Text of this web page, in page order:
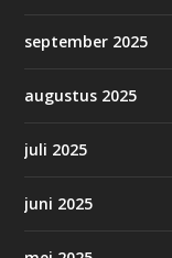
september 2025
augustus 2025
juli 2025
juni 2025